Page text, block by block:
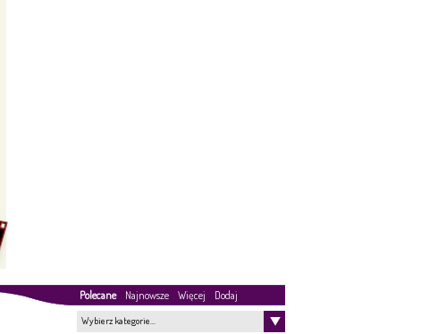
Polecane Najnowsze Więcej Dodaj
Wybierz kategorie…